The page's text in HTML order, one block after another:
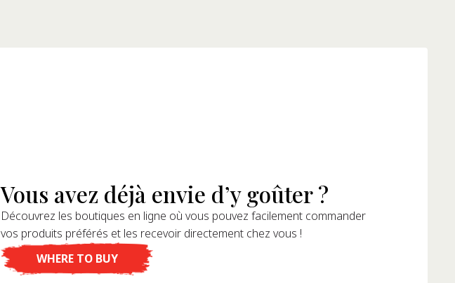
Vous avez déjà envie d’y goûter ?
Découvrez les boutiques en ligne où vous pouvez facilement commander
vos produits préférés et les recevoir directement chez vous !
WHERE TO BUY